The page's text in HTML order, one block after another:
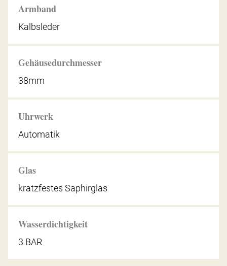
Armband
Kalbsleder
Gehäusedurchmesser
38mm
Uhrwerk
Automatik
Glas
kratzfestes Saphirglas
Wasserdichtigkeit
3 BAR